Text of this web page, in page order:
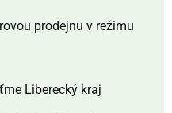
prodejnu v režimu
Liberecký kraj